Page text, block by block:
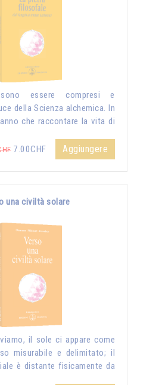
essere compresi e
della Scienza alchemica. In
che raccontare la vita di
7.00CHF Aggiungere
una civiltà solare
il sole ci appare come
misurabile e delimitato; il
è distante fisicamente da